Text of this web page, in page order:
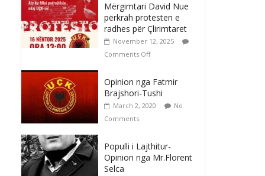
Mërgimtari David Nue
përkrah protesten e
radhes për Çlirimtaret
November 12, 2025
Comments Off
Opinion nga Fatmir
Brajshori-Tushi
March 2, 2020
No
Comments
Populli i Lajthitur-
Opinion nga Mr.Florent
Selca